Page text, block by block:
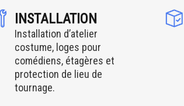
INSTALLATION
Installation d’atelier
costume, loges pour
comédiens, étagères et
protection de lieu de
tournage.